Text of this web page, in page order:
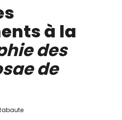
à la
des
de